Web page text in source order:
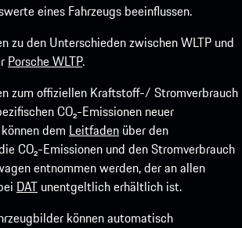
eines Fahrzeugs beeinflussen.
zu den Unterschieden zwischen WLTP und
Porsche WLTP.
zum offiziellen Kraftstoff-/ Stromverbrauch
CO₂-Emissionen neuer
dem Leitfaden über den
CO₂-Emissionen und den Stromverbrauch
entnommen werden, der an allen
DAT unentgeltlich erhältlich ist.
können automatisch